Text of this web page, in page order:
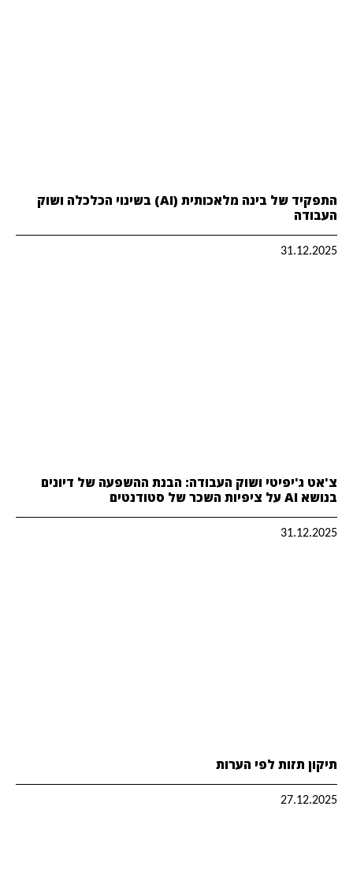
התפקיד של בינה מלאכותית (AI) בשינוי הכלכלה ושוק
העבודה
31.12.2025
צ'אט ג'יפיטי ושוק העבודה: הבנת ההשפעה של דיונים
בנושא AI על ציפיות השכר של סטודנטים
31.12.2025
תיקון תזות לפי הערות
27.12.2025